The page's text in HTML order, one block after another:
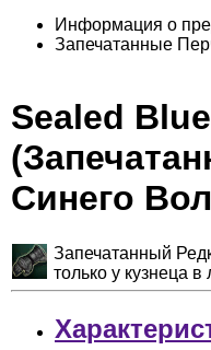
Информация о
Запечатанные
Sealed
Синего
Запечатанный
только у кузнеца